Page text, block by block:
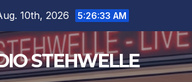
10th, 2026 5:26:34 AM
STEHWELLE